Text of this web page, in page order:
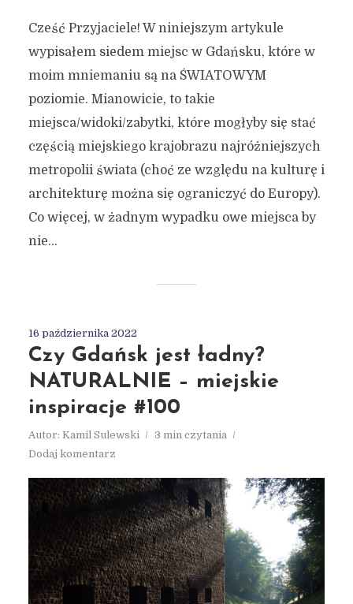
Cześć Przyjaciele! W niniejszym artykule
wypisałem siedem miejsc w Gdańsku, które w
moim mniemaniu są na ŚWIATOWYM
poziomie. Mianowicie, to takie
miejsca/widoki/zabytki, które mogłyby się stać
częścią miejskiego krajobrazu najróżniejszych
metropolii świata (choć ze względu na kulturę i
architekturę można się ograniczyć do Europy).
Co więcej, w żadnym wypadku owe miejsca by
nie...
16 października 2022
Czy Gdańsk jest ładny?
NATURALNIE – miejskie
inspiracje #100
Autor: Kamil Sulewski
3 min czytania
Dodaj komentarz